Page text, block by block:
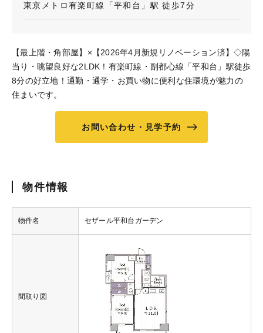
東京メトロ有楽町線「平和台」駅 徒歩7分
【最上階・角部屋】×【2026年4月新規リノベーション済】◇陽
当り・眺望良好な2LDK！有楽町線・副都心線「平和台」駅徒歩
8分の好立地！通勤・通学・お買い物に便利な住環境が魅力の
住まいです。
お問い合わせ・見学予約
物件情報
物件名 セザール平和台ガーデン
間取り図